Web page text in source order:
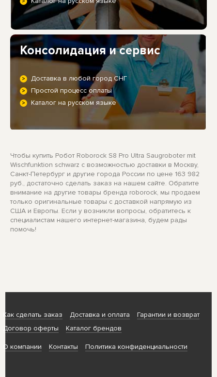
Консолидация и сервис
Доставка в любой город СНГ
Простой процесс оплаты
Каталог на русском языке
Чтобы купить Робот Roborock S8 Pro Ultra Saugroboter mit
Wischfunktion schwarz с возможностью доставки в Москву,
Санкт-Петербург и другие города России по цене 163 982
руб., достаточно сделать заказ на нашем сайте. Обратите
внимание на другие товары бренда roborock, мы продаем
только оригинальные товары с доставкой напрямую из
США и Европы. Если у возникли вопросы, обратитесь к
специалистам нашего интернет-магазина, будем рады
помочь!
Как сделать заказ Доставка и оплата
Гарантии и возврат
Договор оферты
Каталог брендов
О компании Контакты Политика конфиденциальности